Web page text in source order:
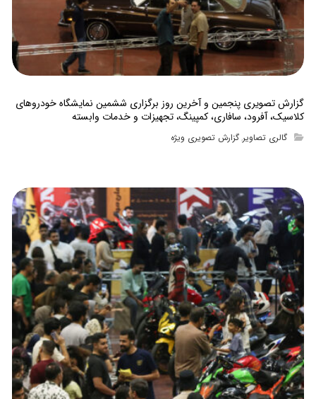
گزارش تصویری پنجمین و آخرین روز برگزاری ششمین نمایشگاه خودروهای
کلاسیک، آفرود، سافاری، کمپینگ، تجهیزات و خدمات وابسته
گالری تصاویر,گزارش تصویری ویژه